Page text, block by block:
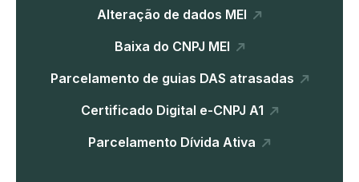
Alteração de dados MEI
Baixa do CNPJ MEI
Parcelamento de guias DAS atrasadas
Certificado Digital e-CNPJ A1
Parcelamento Dívida Ativa